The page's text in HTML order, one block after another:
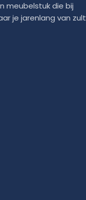
meubelstuk die bij
je jarenlang van zult